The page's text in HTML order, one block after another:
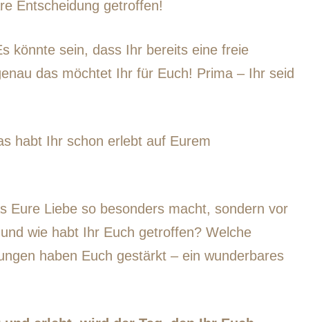
Entscheidung getroffen!
könnte sein, dass Ihr bereits eine freie
das möchtet Ihr für Euch! Prima – Ihr seid
habt Ihr schon erlebt auf Eurem
Eure Liebe so besonders macht, sondern vor
wie habt Ihr Euch getroffen? Welche
haben Euch gestärkt – ein wunderbares